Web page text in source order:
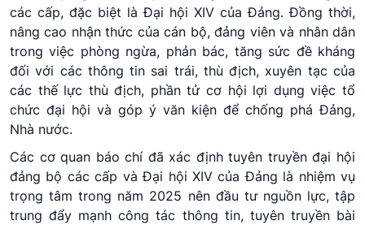
các cấp, đặc biệt là Đại hội XIV của Đảng. Đồng thời,
nâng cao nhận thức của cán bộ, đảng viên và nhân dân
trong việc phòng ngừa, phản bác, tăng sức đề kháng
đối với các thông tin sai trái, thù địch, xuyên tạc của
các thế lực thù địch, phần tử cơ hội lợi dụng việc tổ
chức đại hội và góp ý văn kiện để chống phá Đảng,
Nhà nước.
Các cơ quan báo chí đã xác định tuyên truyền đại hội
đảng bộ các cấp và Đại hội XIV của Đảng là nhiệm vụ
trọng tâm trong năm 2025 nên đầu tư nguồn lực, tập
trung đẩy mạnh công tác thông tin, tuyên truyền bài